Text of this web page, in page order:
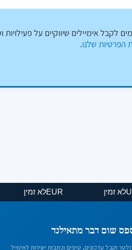
לקבל אימיילים שיווקיים על
הפרטיות שלנו.
USD
EUR
שום דבר מתאילנד
וקבל עדכונים, טיפים וכתבות ישירות לאימייל